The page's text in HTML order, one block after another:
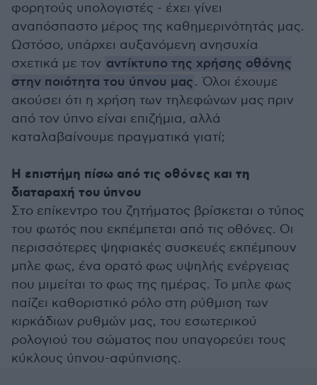
φορητούς υπολογιστές - έχει γίνει
αναπόσπαστο μέρος της καθημερινότητάς μας.
Ωστόσο, υπάρχει αυξανόμενη ανησυχία
σχετικά με τον αντίκτυπο της χρήσης οθόνης
στην ποιότητα του ύπνου μας. Όλοι έχουμε
ακούσει ότι η χρήση των τηλεφώνων μας πριν
από τον ύπνο είναι επιζήμια, αλλά
καταλαβαίνουμε πραγματικά γιατί;
Η επιστήμη πίσω από τις οθόνες και τη
διαταραχή του ύπνου
Στο επίκεντρο του ζητήματος βρίσκεται ο τύπος
του φωτός που εκπέμπεται από τις οθόνες. Οι
περισσότερες ψηφιακές συσκευές εκπέμπουν
μπλε φως, ένα ορατό φως υψηλής ενέργειας
που μιμείται το φως της ημέρας. Το μπλε φως
παίζει καθοριστικό ρόλο στη ρύθμιση των
κιρκάδιων ρυθμών μας, του εσωτερικού
ρολογιού του σώματος που υπαγορεύει τους
κύκλους ύπνου-αφύπνισης.